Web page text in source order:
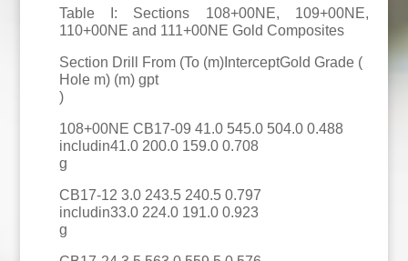
Table I: Sections 108+00NE, 109+00NE,
110+00NE and 111+00NE Gold Composites
Section Drill From (To (m)InterceptGold Grade (
Hole m) (m) gpt
)
108+00NE CB17-09 41.0 545.0 504.0 0.488
includin41.0 200.0 159.0 0.708
g
CB17-12 3.0 243.5 240.5 0.797
includin33.0 224.0 191.0 0.923
g